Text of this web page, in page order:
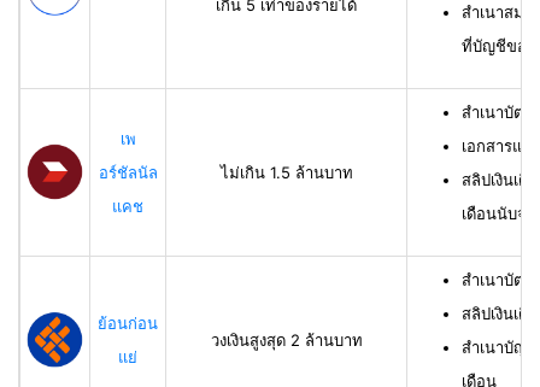
เกิน 5 เท่าของรายได้
สำเนาสมุด
ที่บัญชีของ
เพ
อร์ชัลนัล
แคช
ไม่เกิน 1.5 ล้านบาท
สำเนาบัตร
เอกสารแส
สลิปเงินเ
เดือนนับจ
ย้อนก่อน
แย่
วงเงินสูงสุด 2 ล้านบาท
สำเนาบัต
สลิปเงินเดื
สำเนาบัญชี
เดือน